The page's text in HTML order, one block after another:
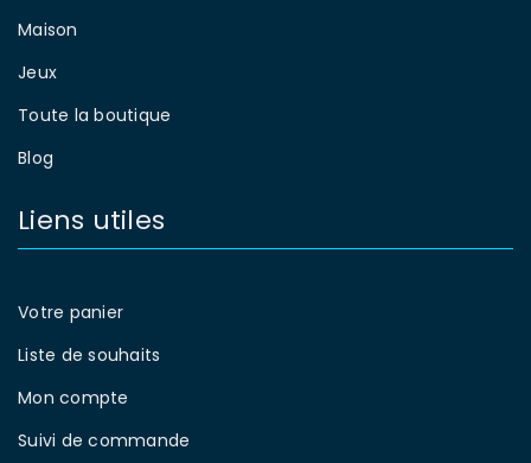
Maison
Jeux
Toute la boutique
Blog
Liens utiles
Votre panier
Liste de souhaits
Mon compte
Suivi de commande